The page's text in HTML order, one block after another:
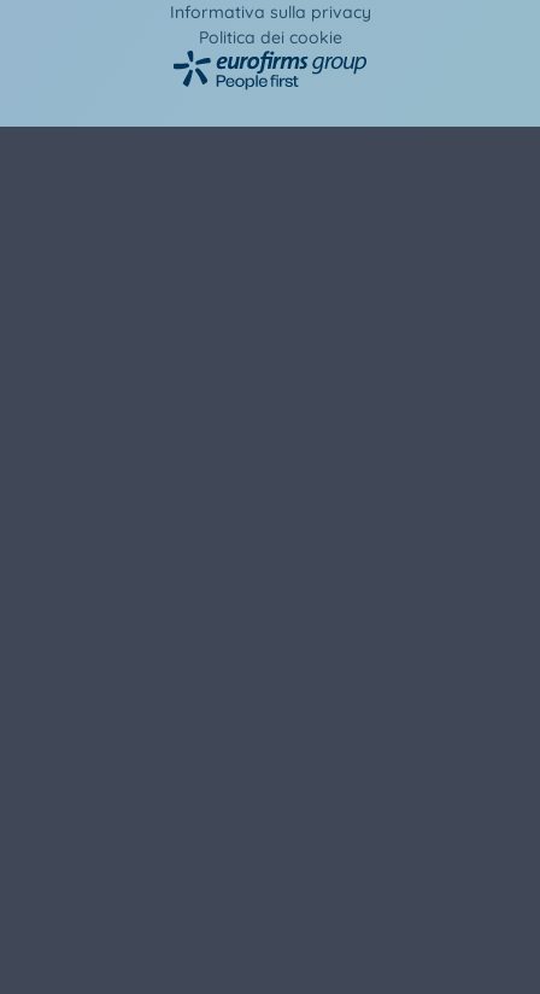
Informativa sulla privacy
Politica dei cookie